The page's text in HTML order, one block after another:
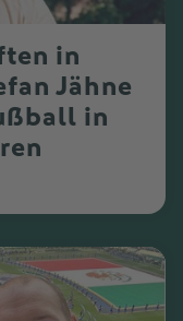
in
Jähne
in